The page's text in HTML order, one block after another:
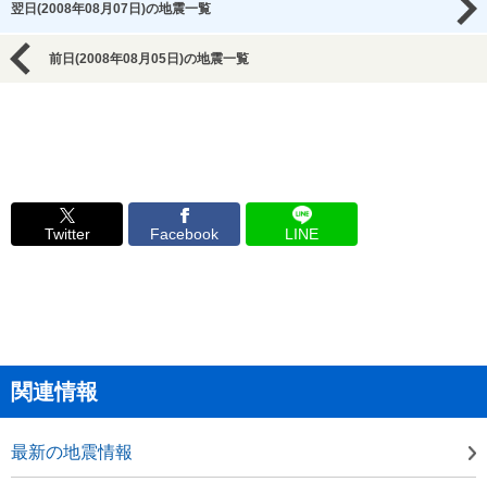
翌日(2008年08月07日)の地震一覧
前日(2008年08月05日)の地震一覧
Twitter Facebook LINE
関連情報
最新の地震情報